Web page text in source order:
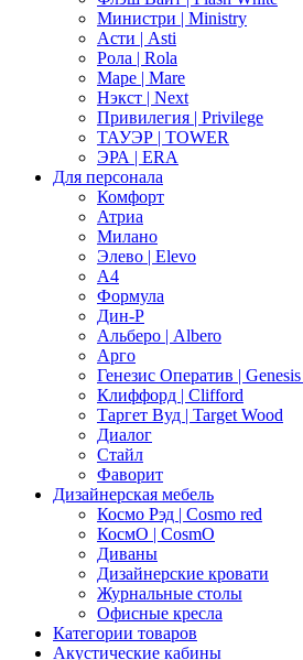
Министри | Ministry
Асти | Asti
Рола | Rola
Маре | Mare
Нэкст | Next
Привилегия | Privilege
ТАУЭР | TOWER
ЭРА | ERA
Для персонала
Комфорт
Атриа
Милано
Элево | Elevo
А4
Формула
Дин-Р
Альберо | Albero
Арго
Генезис Оператив |
Клиффорд | Clifford
Таргет Вуд | Target Wood
Диалог
Стайл
Фаворит
Дизайнерская мебель
Космо Рэд | Cosmo red
КосмО | CosmO
Диваны
Дизайнерские кровати
Журнальные столы
Офисные кресла
Категории товаров
Акустические кабины